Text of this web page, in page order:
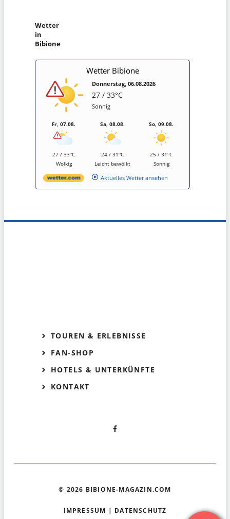
Wetter
in
Bibione
Wetter Bibione
Donnerstag, 06.08.2026
27 / 33°C
Sonnig
Fr, 07.08.
27 / 33°C
Wolkig
Sa, 08.08.
24 / 31°C
Leicht bewölkt
So, 09.08.
25 / 31°C
Sonnig
Aktuelles Wetter ansehen
TOUREN & ERLEBNISSE
FAN-SHOP
HOTELS & UNTERKÜNFTE
KONTAKT
© 2026 BIBIONE-MAGAZIN.COM
IMPRESSUM | DATENSCHUTZ